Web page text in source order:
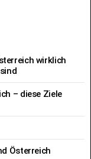
wirklich
– diese Ziele
Österreich